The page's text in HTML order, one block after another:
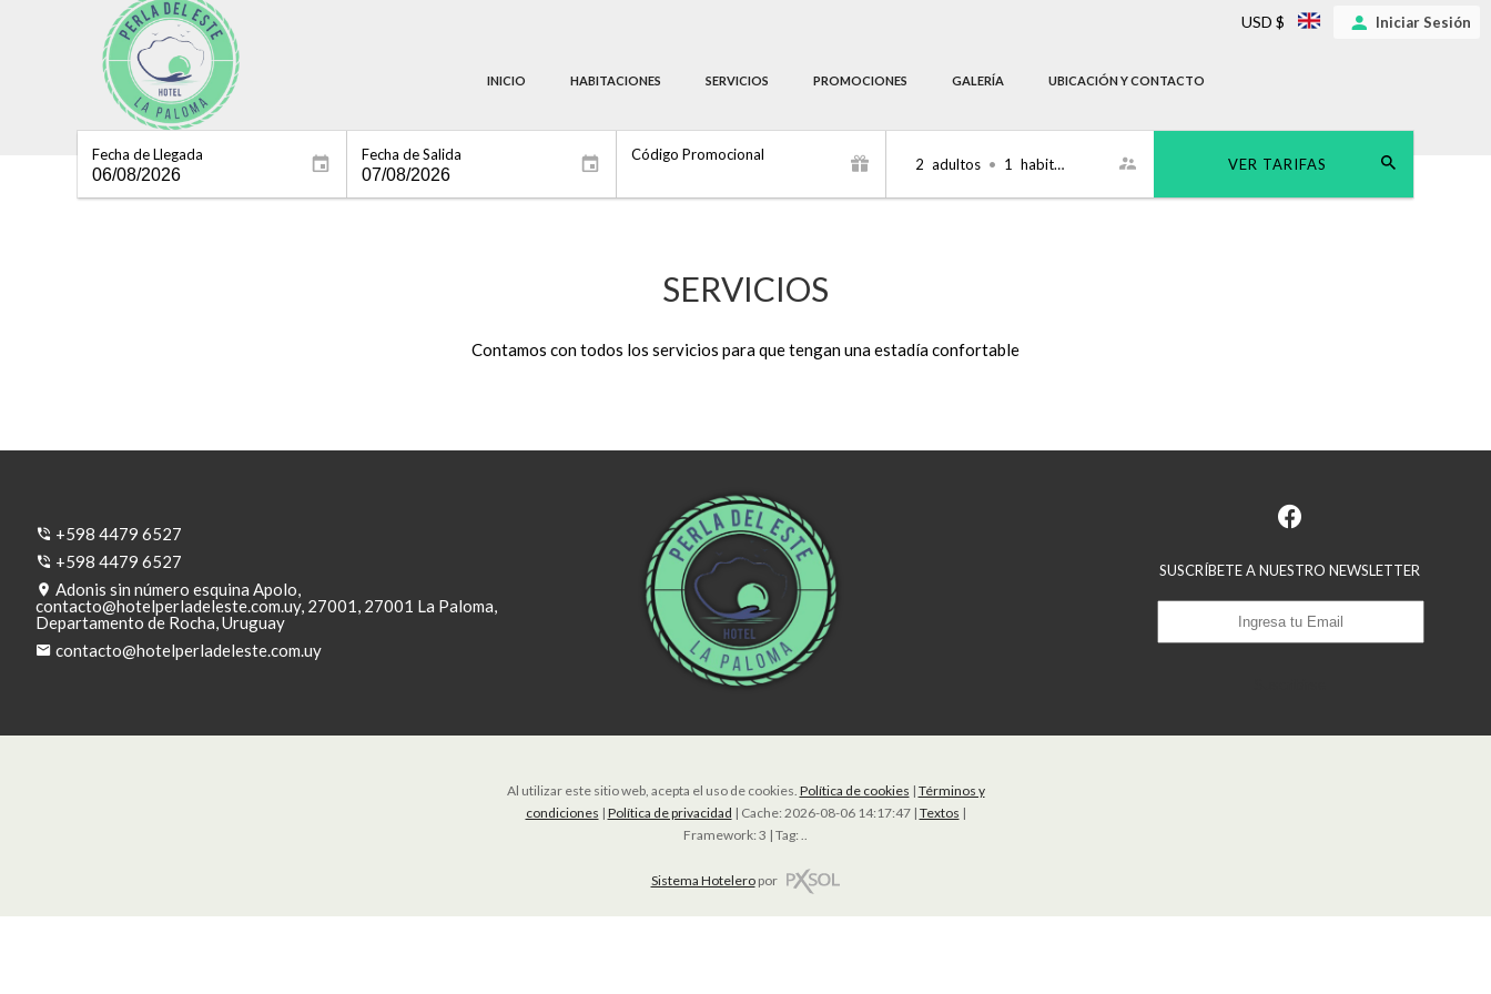
INICIO HABITACIONES SERVICIOS PROMOCIONES GALERÍA UBICACIÓN Y CONTACTO
USD $ Iniciar Sesión
Fecha de Llegada Fecha de Salida Código Promocional
2 adultos • 1 habitación VER TARIFAS
SERVICIOS
Contamos con todos los servicios para que tengan una estadía confortable
+598 4479 6527
+598 4479 6527
Adonis sin número esquina Apolo,
contacto@hotelperladeleste.com.uy, 27001, 27001 La Paloma,
Departamento de Rocha, Uruguay
contacto@hotelperladeleste.com.uy
SUSCRÍBETE A NUESTRO NEWSLETTER
Al utilizar este sitio web, acepta el uso de cookies. Política de cookies | Términos y
condiciones | Política de privacidad | Cache: 2026-08-06 14:17:47 | Textos |
Framework: 3 | Tag:
Sistema Hoteleropor